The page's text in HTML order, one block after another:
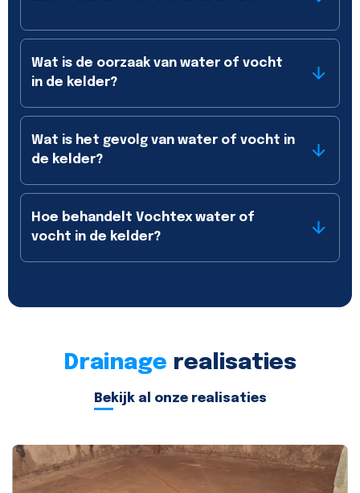
Wat is de oorzaak van water of vocht
in de kelder?
Wat is het gevolg van water of vocht in
de kelder?
Hoe behandelt Vochtex water of
vocht in de kelder?
Drainage realisaties
Bekijk al onze realisaties